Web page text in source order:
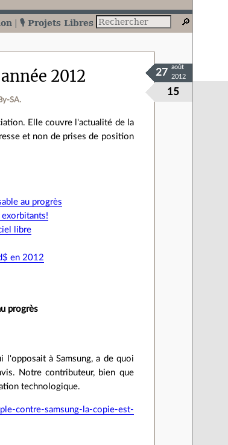
🎙️ Projets Libres
2012
15
27
août
2012
Elle couvre l'actualité de la
et non de prises de position
au progrès
exorbitants!
libre
en 2012
progrès
l'opposait à Samsung, a de quoi
Notre contributeur, bien que
technologique.
contre-samsung-la-copie-est-